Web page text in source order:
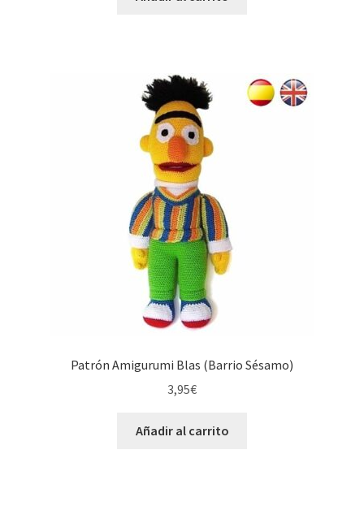
Patrón Amigurumi Blas (Barrio Sésamo)
3,95€
Añadir al carrito